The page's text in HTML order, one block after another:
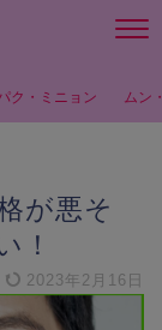
ク・ミニョン ムン
が悪そ
！
2023年2月16日